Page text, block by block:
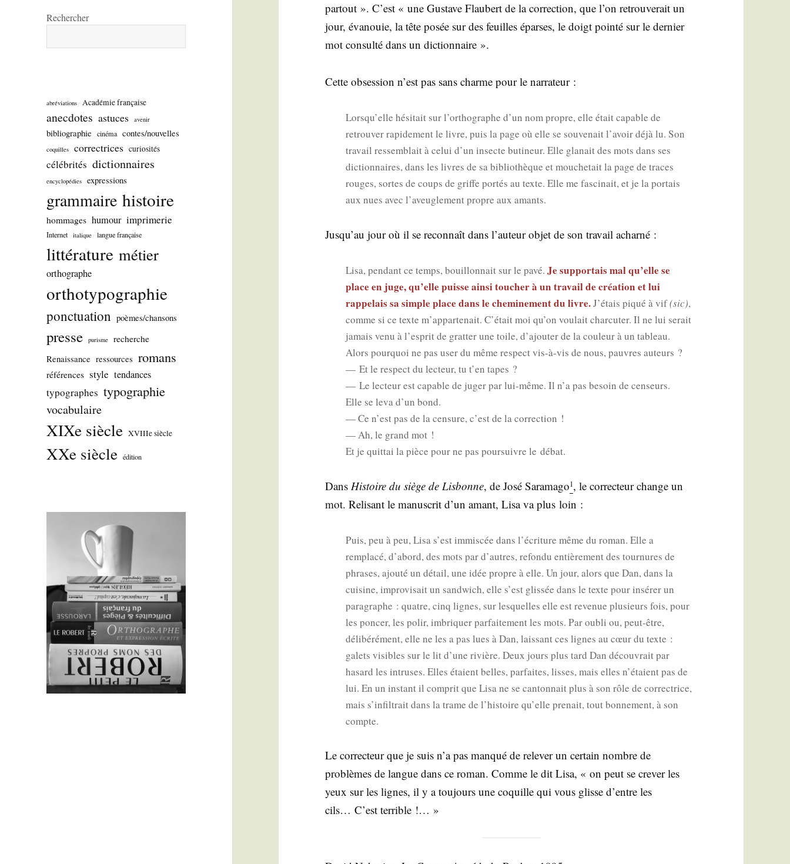
Rechercher
abréviations Académie française
anecdotes astuces avenir
bibliographie cinéma contes/nouvelles
coquilles correctrices curiosités
célébrités dictionnaires
encyclopédies expressions
grammaire histoire
hommages humour imprimerie
Internet italique langue française
littérature métier
orthographe
orthotypographie
ponctuation poèmes/chansons
presse purisme
recherche
Renaissance ressources romans
références style tendances
typographes typographie
vocabulaire
XIXe siècle XVIIIe siècle
XXe siècle édition
par­tout ». C’est « une Gus­tave Flau­bert de la cor­rec­tion, que l’on retrou­ve­rait un
jour, éva­nouie, la tête posée sur des feuilles éparses, le doigt poin­té sur le der­nier
mot consul­té dans un dictionnaire ».
Cette obses­sion n’est pas sans charme pour le narrateur :
Lorsqu’elle hési­tait sur l’orthographe d’un nom propre, elle était capable de
retrou­ver rapi­de­ment le livre, puis la page où elle se sou­ve­nait l’avoir déjà lu. Son
tra­vail res­sem­blait à celui d’un insecte buti­neur. Elle gla­nait des mots dans ses
dic­tion­naires, dans les livres de sa biblio­thèque et mou­che­tait la page de traces
rouges, sortes de coups de griffe por­tés au texte. Elle me fas­ci­nait, et je la por­tais
aux nues avec l’aveuglement propre aux amants.
Jus­qu’au jour où il se recon­naît dans l’au­teur objet de son tra­vail acharné :
Lisa, pen­dant ce temps, bouillon­nait sur le pavé. Je sup­por­tais mal qu’elle se
place en juge, qu’elle puisse ain­si tou­cher à un tra­vail de créa­tion et lui
rap­pe­lais sa simple place dans le che­mi­ne­ment du livre.J’étais piqué à vif(sic),
comme si ce texte m’appartenait. C’était moi qu’on vou­lait char­cu­ter. Il ne lui serait
jamais venu à l’esprit de grat­ter une toile, d’ajouter de la cou­leur à un tableau.
Alors pour­quoi ne pas user du même res­pect vis-à-vis de nous, pauvres auteurs ?
— Et le res­pect du lec­teur, tu t’en tapes ?
— Le lec­teur est capable de juger par lui-même. Il n’a pas besoin de cen­seurs.
Elle se leva d’un bond.
— Ce n’est pas de la cen­sure, c’est de la cor­rec­tion !
— Ah, le grand mot !
Et je quit­tai la pièce pour ne pas pour­suivre le débat.
Dans His­toire du siège de Lis­bonne, de José Sara­ma­go1, le cor­rec­teur change un
mot. Reli­sant le manus­crit d’un amant, Lisa va plus loin :
Puis, peu à peu, Lisa s’est immis­cée dans l’écriture même du roman. Elle a
rem­pla­cé, d’abord, des mots par d’autres, refon­du entiè­re­ment des tour­nures de
phrases, ajou­té un détail, une idée propre à elle. Un jour, alors que Dan, dans la
cui­sine, impro­vi­sait un sand­wich, elle s’est glis­sée dans le texte pour insé­rer un
para­graphe : quatre, cinq lignes, sur les­quelles elle est reve­nue plu­sieurs fois, pour
les pon­cer, les polir, imbri­quer par­fai­te­ment les mots. Par oubli ou, peut-être,
déli­bé­ré­ment, elle ne les a pas lues à Dan, lais­sant ces lignes au cœur du texte :
galets visibles sur le lit d’une rivière. Deux jours plus tard Dan décou­vrait par
hasard les intruses. Elles étaient belles, par­faites, lisses, mais elles n’étaient pas de
lui. En un ins­tant il com­prit que Lisa ne se can­ton­nait plus à son rôle de cor­rec­trice,
mais s’infiltrait dans la trame de l’histoire qu’elle pre­nait, tout bon­ne­ment, à son
compte.
Le cor­rec­teur que je suis n’a pas man­qué de rele­ver un cer­tain nombre de
pro­blèmes de langue dans ce roman. Comme le dit Lisa, « on peut se cre­ver les
yeux sur les lignes, il y a tou­jours une coquille qui vous glisse d’entre les
cils… C’est terrible !… »